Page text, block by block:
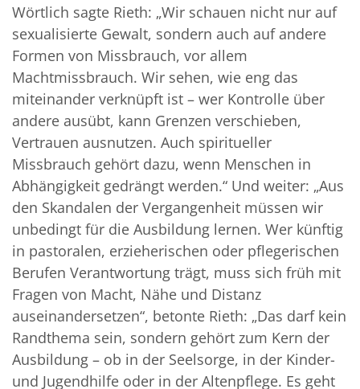
Wörtlich sagte Rieth: „Wir schauen nicht nur auf
sexualisierte Gewalt, sondern auch auf andere
Formen von Missbrauch, vor allem
Machtmissbrauch. Wir sehen, wie eng das
miteinander verknüpft ist – wer Kontrolle über
andere ausübt, kann Grenzen verschieben,
Vertrauen ausnutzen. Auch spiritueller
Missbrauch gehört dazu, wenn Menschen in
Abhängigkeit gedrängt werden.“ Und weiter: „Aus
den Skandalen der Vergangenheit müssen wir
unbedingt für die Ausbildung lernen. Wer künftig
in pastoralen, erzieherischen oder pflegerischen
Berufen Verantwortung trägt, muss sich früh mit
Fragen von Macht, Nähe und Distanz
auseinandersetzen“, betonte Rieth: „Das darf kein
Randthema sein, sondern gehört zum Kern der
Ausbildung – ob in der Seelsorge, in der Kinder-
und Jugendhilfe oder in der Altenpflege. Es geht